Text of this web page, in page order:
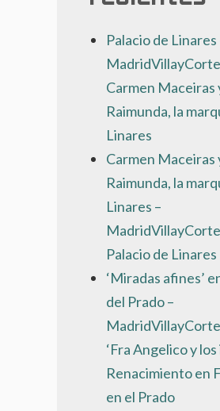
Palacio de Linares
Carmen Maceiras
Raimunda, la
Linares
Carmen Maceiras
Raimunda, la
Linares –
Palacio de Linares
‘Miradas afines’
del Prado –
‘Fra Angelico y
Renacimiento en
en el Prado